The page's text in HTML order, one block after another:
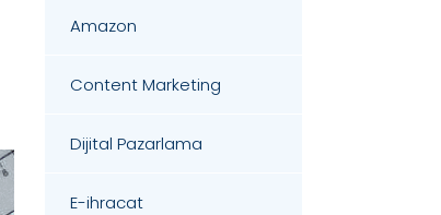
Amazon
Content Marketing
Dijital Pazarlama
E-ihracat